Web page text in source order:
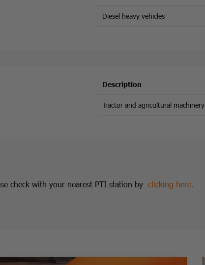
Diesel heavy vehicles
Description
Tractor and agricultural machinery
check with your nearest PTI station by clicking here.